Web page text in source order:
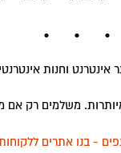
וחנות
משלמים רק אם
- בנו אתרים